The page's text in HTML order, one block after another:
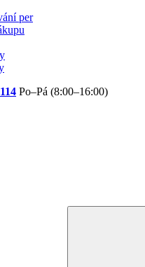
per
Po–Pá (8:00–16:00)